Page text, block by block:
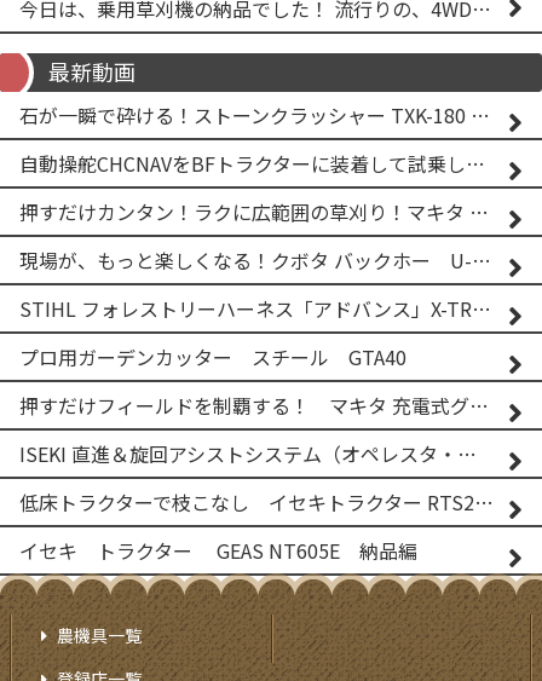
今日は、乗用草刈機の納品でした！ 流行りの、4WD！ #イセキアグリ #オーレック #四駆 #増税間近
最新動画
石が一瞬で砕ける！ストーンクラッシャー TXK-180 実演
自動操舵CHCNAVをBFトラクターに装着して試乗してみた！！ CHCNAV NX610
押すだけカンタン！ラクに広範囲の草刈り！マキタ バッテリー式草刈り機 MUG001G 2
現場が、もっと楽しくなる！クボタ バックホー U-25-3A
STIHL フォレストリーハーネス「アドバンス」X-TREEm
プロ用ガーデンカッター スチール GTA40
押すだけフィールドを制覇する！ マキタ 充電式グランドトリマー MUG001G
ISEKI 直進＆旋回アシストシステム（オペレスタ・ターン）搭載 イセキ 乗用田植機 PRJ8D-ZJL
低床トラクターで枝こなし イセキトラクター RTS205NS & フレールモア FNC1202F
イセキ トラクター GEAS NT605E 納品編
農機具一覧